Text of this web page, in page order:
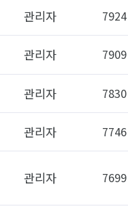
관리자 7924
관리자 7909
관리자 7830
관리자 7746
관리자 7699